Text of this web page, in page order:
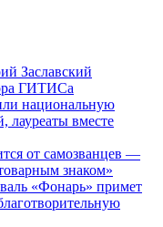
Заславский
ГИТИСа
национальную
вместе
от самозванцев —
знаком»
«Фонарь» примет